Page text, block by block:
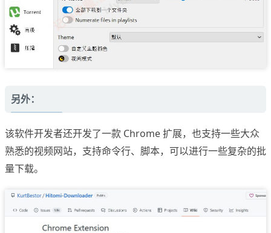
另外：
该软件开发者还开发了一款 Chrome 扩展，也支持一些大众
熟悉的视频网站，支持命令行、脚本，可以进行一些复杂的批
量下载。